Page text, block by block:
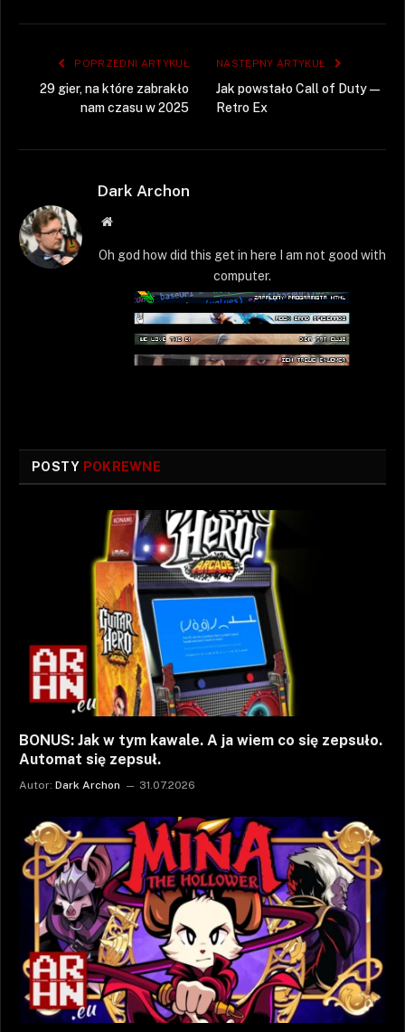
POPRZEDNI ARTYKUŁ
29 gier, na które zabrakło
nam czasu w 2025
NASTĘPNY ARTYKUŁ
Jak powstało Call of Duty —
Retro Ex
Dark Archon
Strona
Oh god how did this get in here I am not good with
computer.
POSTY POKREWNE
BONUS: Jak w tym kawale. A ja wiem co się zepsuło.
Automat się zepsuł.
Autor: Dark Archon 31.07.2026